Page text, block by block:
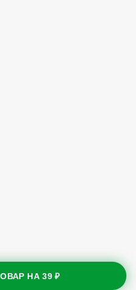
НА39 ₽